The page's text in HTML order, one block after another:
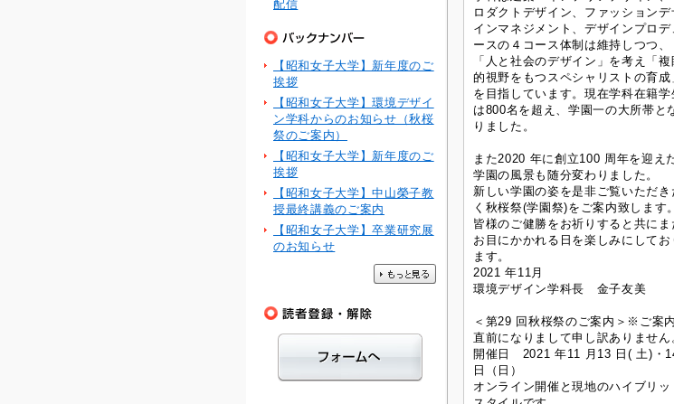
ロダクトデザイン、ファッションデ
インマネジメント、デザインプロデ
ースの４コース体制は維持しつつ、
「人と社会のデザイン」を考え「複
的視野をもつスペシャリストの育成
を目指しています。現在学科在籍学
は800名を超え、学園一の大所帯と
りました。
また2020 年に創立100 周年を迎え
学園の風景も随分変わりました。
新しい学園の姿を是非ご覧いただき
く秋桜祭(学園祭)をご案内致します。
皆様のご健勝をお祈りすると共にま
お目にかかれる日を楽しみにしてお
ます。
2021 年11月
環境デザイン学科長 金子友美
＜第29 回秋桜祭のご案内＞※ご案
直前になりまして申し訳ありません
開催日 2021 年11 月13 日( 土)・
日（日）
オンライン開催と現地のハイブリッ
配信
【昭和女子大学】新年度のご
挨拶
【昭和女子大学】環境デザイ
ン学科からのお知らせ（秋桜
祭のご案内）
【昭和女子大学】新年度のご
挨拶
【昭和女子大学】中山榮子教
授最終講義のご案内
【昭和女子大学】卒業研究展
のお知らせ